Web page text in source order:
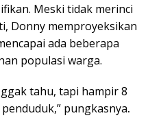
Meski tidak merinci
Donny memproyeksikan
ada beberapa
populasi warga.
tahu, tapi hampir 8
pungkasnya.